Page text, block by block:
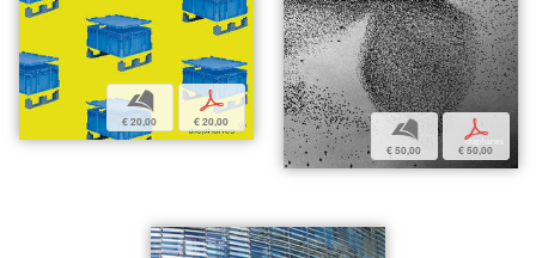
b
€ 20,00
p
€ 20,00 b
€ 50,00
p
€ 50,00